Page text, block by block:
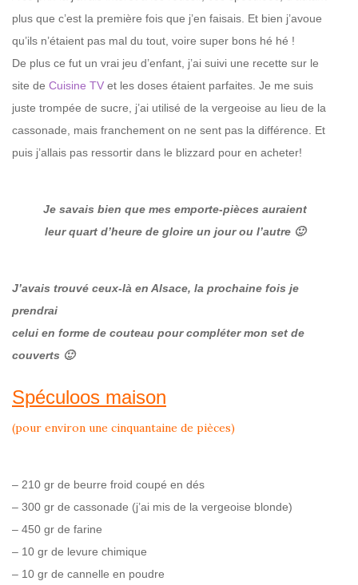
plus que c’est la première fois que j’en faisais. Et bien j’avoue
qu’ils n’étaient pas mal du tout, voire super bons hé hé !
De plus ce fut un vrai jeu d’enfant, j’ai suivi une recette sur le
site de Cuisine TV et les doses étaient parfaites. Je me suis
juste trompée de sucre, j’ai utilisé de la vergeoise au lieu de la
cassonade, mais franchement on ne sent pas la différence. Et
puis j’allais pas ressortir dans le blizzard pour en acheter!
Je savais bien que mes emporte-pièces auraient
leur quart d’heure de gloire un jour ou l’autre 🙂
J’avais trouvé ceux-là en Alsace, la prochaine fois je
prendrai
celui en forme de couteau pour compléter mon set de
couverts 🙂
Spéculoos maison
(pour environ une cinquantaine de pièces)
– 210 gr de beurre froid coupé en dés
– 300 gr de cassonade (j’ai mis de la vergeoise blonde)
– 450 gr de farine
– 10 gr de levure chimique
– 10 gr de cannelle en poudre